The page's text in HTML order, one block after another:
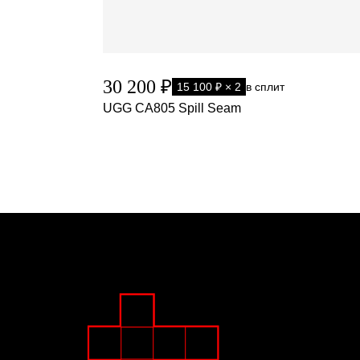
30 200 ₽ 15 100 ₽ × 2 в сплит
UGG CA805 Spill Seam